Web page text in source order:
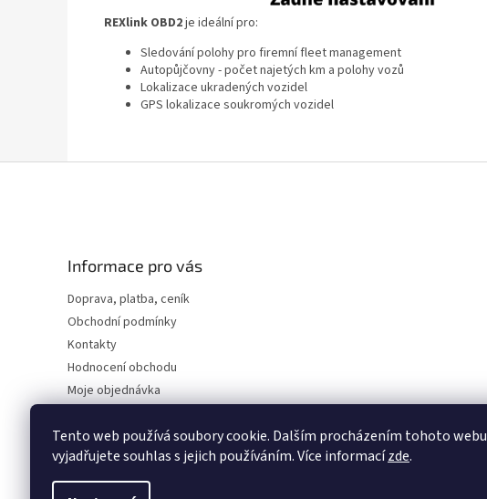
Tento web používá soubory cookie. Dalším procházením tohoto webu
vyjadřujete souhlas s jejich používáním. Více informacízde.
REXlink OBD2je ideální pro:
Sledování polohy pro firemní fleet management
Autopůjčovny - počet najetých km a polohy vozů
Lokalizace ukradených vozidel
GPS lokalizace soukromých vozidel
Informace pro vás
Doprava, platba, ceník
Obchodní podmínky
Kontakty
Hodnocení obchodu
Moje objednávka
Přejít na REX.eu